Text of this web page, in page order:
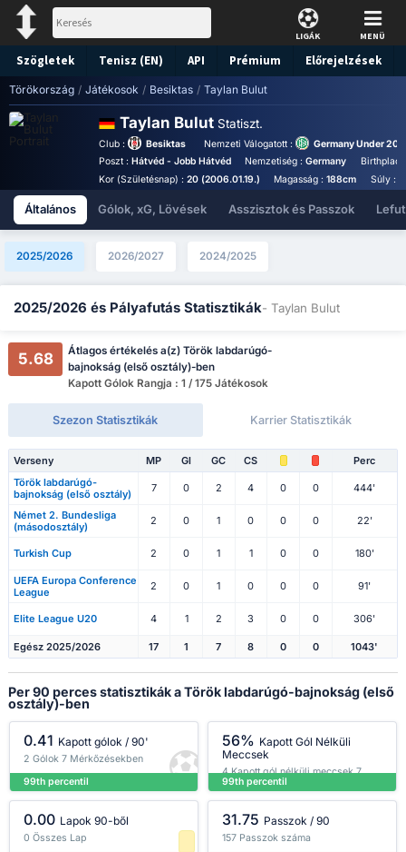
LIGÁK MENÜ
Szögletek Tenisz (EN) API Prémium Előrejelzések
Törökország / Játékosok / Besiktas / Taylan Bulut
Taylan Bulut Statiszt.
Club : Besiktas Nemzeti Válogatott :
Germany Under 20
Poszt : Hátvéd - Jobb Hátvéd Nemzetiség :Germany
Kor (Születésnap) : 20 (2006.01.19.) Magasság :188cm Súly :
Általános Gólok, xG, Lövések Asszisztok és Passzok
2025/2026 2026/2027 2024/2025
2025/2026 és Pályafutás Statisztikák- Taylan Bulut
5.68
Átlagos értékelés a(z) Török labdarúgó-
bajnokság (első osztály)-ben
Kapott Gólok Rangja : 1 / 175 Játékosok
Szezon Statisztikák Karrier Statisztikák
Verseny MP Gl GC CS
Perc
Török labdarúgó-
bajnokság (első osztály)
7 0 2 4 0 0 444'
Német 2. Bundesliga
(másodosztály)
2 0 1 0 0 0 22'
Turkish Cup 2 0 1 1 0 0 180'
UEFA Europa Conference
League
2 0 1 0 0 0 91'
Elite League U20 4 1 2 3 0 0 306'
Egész 2025/2026 17 1 7 8 0 0 1043'
Per 90 perces statisztikák a Török labdarúgó-bajnokság (első
osztály)-ben
0.41 Kapott gólok / 90'
2 Gólok 7 Mérkőzésekben
99th percentil
56% Kapott Gól Nélküli
Meccsek
4 Kapott gól nélküli meccsek 7
Mérkőzésekben
99th percentil
0.00 Lapok 90-ből
0 Összes Lap
31.75 Passzok / 90
157 Passzok száma